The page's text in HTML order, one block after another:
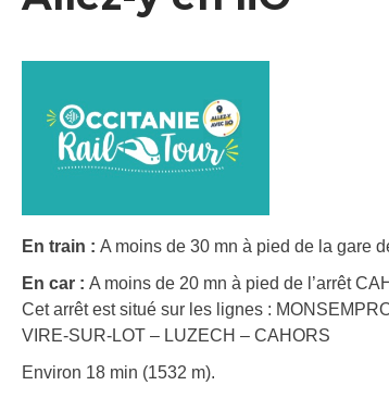
En train : A moins de 30 mn à pied de la gare
En car : A moins de 20 mn à pied de l’arrêt
Cet arrêt est situé sur les lignes :
VIRE-SUR-LOT – LUZECH – CAHORS
Environ 18 min (1532 m).